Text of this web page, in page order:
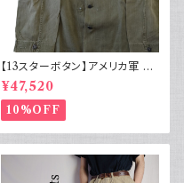
【13スターボタン】アメリカ軍 M
43 HBT ジャケット パッチ 軍物
実物
¥47,520
10%OFF